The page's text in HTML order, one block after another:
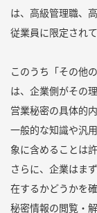
は、高級管理職、
従業員に限定されて
このうち「その他
は、企業側がその
営業秘密の具体的
一般的な知識や汎
象に含めることは
さらに、企業はま
在するかどうかを
秘密情報の閲覧・